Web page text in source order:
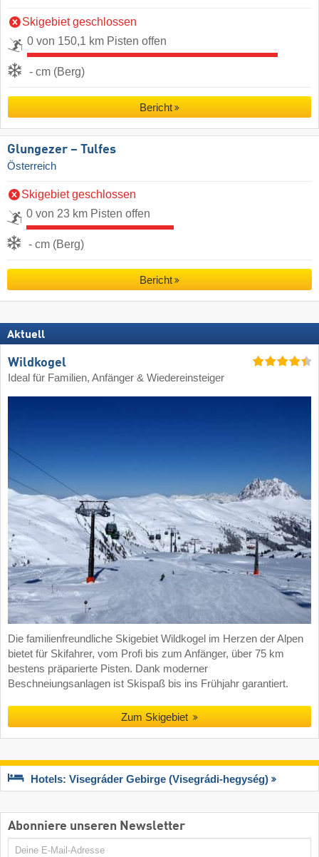
Skigebiet geschlossen
0 von 150,1 km Pisten offen
- cm (Berg)
Bericht
Glungezer – Tulfes
Österreich
Skigebiet geschlossen
0 von 23 km Pisten offen
- cm (Berg)
Bericht
Aktuell
Wildkogel
Ideal für Familien, Anfänger & Wiedereinsteiger
Die familienfreundliche Skigebiet Wildkogel im Herzen der Alpen
bietet für Skifahrer, vom Profi bis zum Anfänger, über 75 km
bestens präparierte Pisten. Dank moderner
Beschneiungsanlagen ist Skispaß bis ins Frühjahr garantiert.
Zum Skigebiet
Hotels: Visegráder Gebirge (Visegrádi-hegység)
Abonniere unseren Newsletter
E-